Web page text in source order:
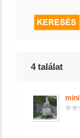
4 találat